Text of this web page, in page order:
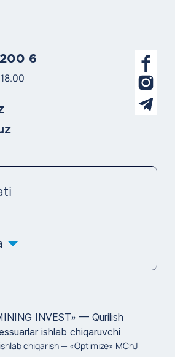
6
INVEST» — Qurilish
ishlab chiqaruvchi
chiqarish — «Optimize» MChJ